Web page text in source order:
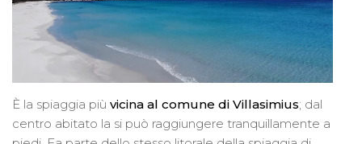
È la spiaggia più vicina al comune di Villasimius; dal
centro abitato la si può raggiungere tranquillamente a